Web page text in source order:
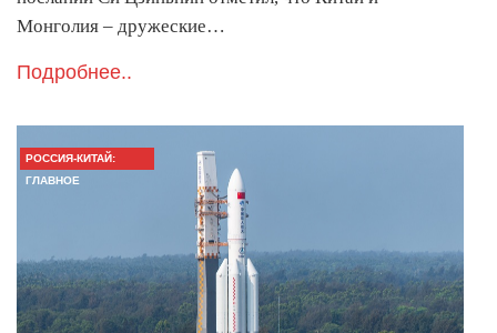
Монголия – дружеские…
Подробнее..
РОССИЯ-КИТАЙ:
ГЛАВНОЕ